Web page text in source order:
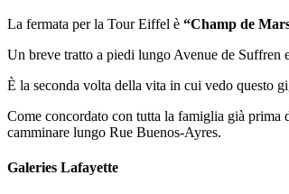
La fermata per la Tour Eiffel è “Champ de
Un breve tratto a piedi lungo Avenue de Suffren
È la seconda volta della vita in cui vedo questo
Come concordato con tutta la famiglia già prima
camminare lungo Rue Buenos-Ayres.
Galeries Lafayette